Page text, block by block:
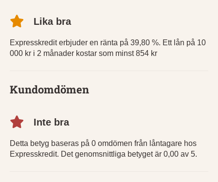
Lika bra
Expresskredit erbjuder en ränta på 39,80 %. Ett lån på 10
000 kr i 2 månader kostar som minst 854 kr
Kundomdömen
Inte bra
Detta betyg baseras på 0 omdömen från låntagare hos
Expresskredit. Det genomsnittliga betyget är 0,00 av 5.